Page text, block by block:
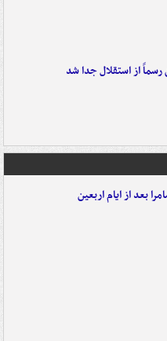
رسماً از استقلال جدا شد
بعد از ایام اربعین